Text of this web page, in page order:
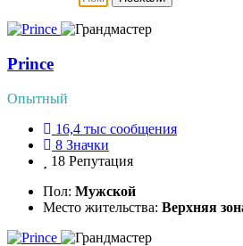
Prince
Опытный
16,4 тыс сообщения
8 Значки
18 Репутация
Пол: Мужской
Место жительства: Верхняя